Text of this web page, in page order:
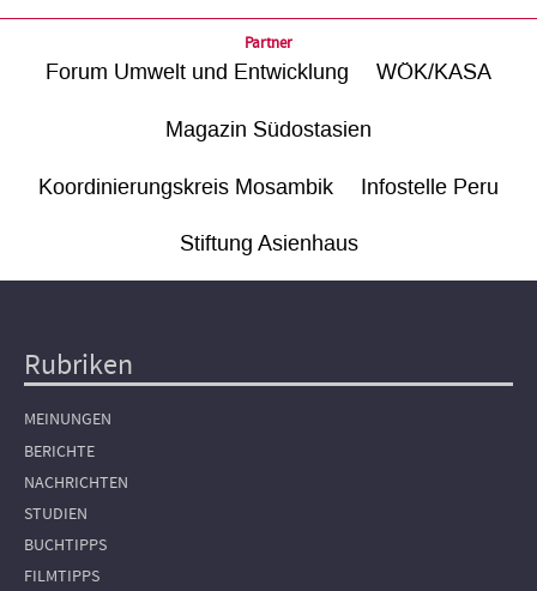
Partner
Forum Umwelt und Entwicklung WÖK/KASA
Magazin Südostasien
Koordinierungskreis Mosambik Infostelle Peru
Stiftung Asienhaus
Hauptnavigation
Rubriken
MEINUNGEN
BERICHTE
NACHRICHTEN
STUDIEN
BUCHTIPPS
FILMTIPPS